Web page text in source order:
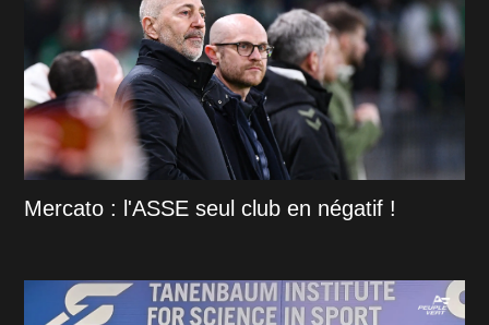
Mercato : l'ASSE seul club en négatif !